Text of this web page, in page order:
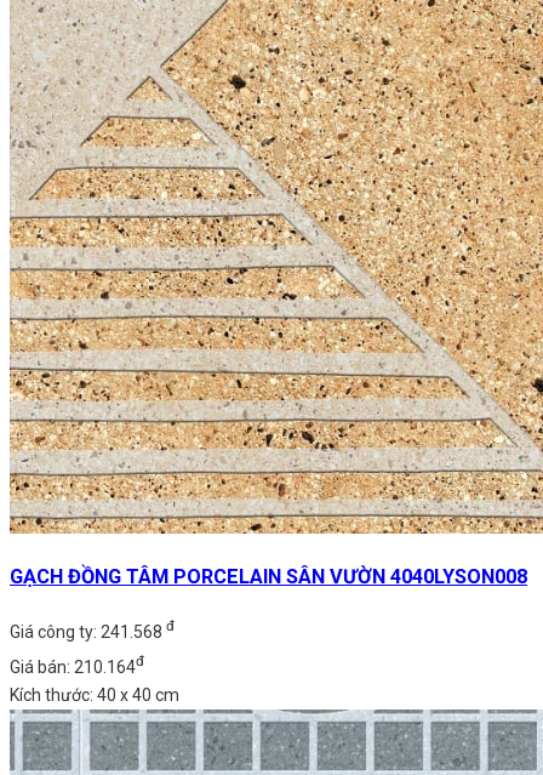
GẠCH ĐỒNG TÂM PORCELAIN SÂN VƯỜN 4040LYSON008
Giá công ty: 241.568 đ
Giá bán: 210.164đ
Kích thước: 40 x 40 cm